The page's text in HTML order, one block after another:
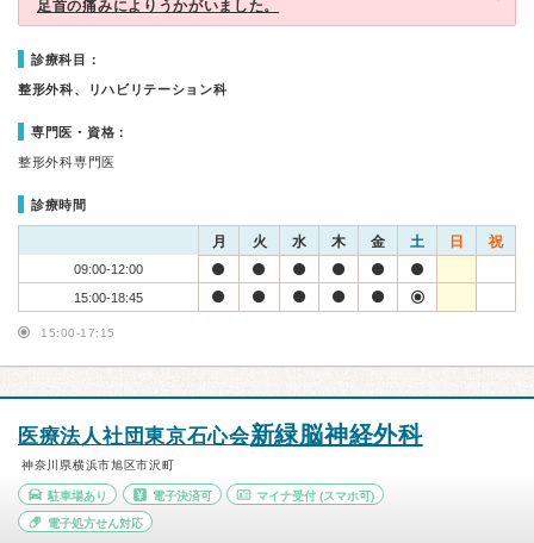
足首の痛みによりうかがいました。
診療科目：
整形外科、リハビリテーション科
専門医・資格：
整形外科専門医
診療時間
月 火 水 木 金 土 日 祝
09:00-12:00
15:00-18:45
15:00-17:15
医療法人社団東京石心会新緑脳神経外科
神奈川県横浜市旭区市沢町
駐車場あり 電子決済可 マイナ受付 (スマホ可)
電子処方せん対応